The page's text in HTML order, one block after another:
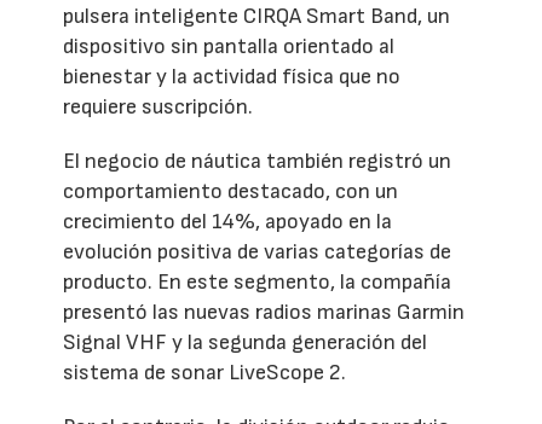
pulsera inteligente CIRQA Smart Band, un
dispositivo sin pantalla orientado al
bienestar y la actividad física que no
requiere suscripción.
El negocio de náutica también registró un
comportamiento destacado, con un
crecimiento del 14%, apoyado en la
evolución positiva de varias categorías de
producto. En este segmento, la compañía
presentó las nuevas radios marinas Garmin
Signal VHF y la segunda generación del
sistema de sonar LiveScope 2.